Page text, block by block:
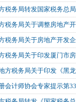
税务局转发国家税务总
税务局关于调整房地产
税务局关于房地产开发
税务局关于印发厦门市
方税务局关于印发《黑
会计师协会专家提示第